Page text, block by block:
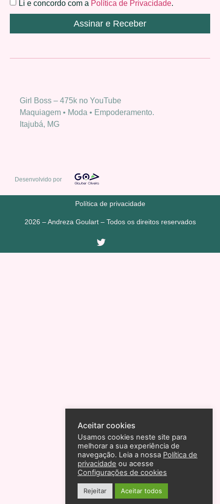
Girl Boss – 475k no YouTube
Maquiagem • Moda • Empoderamento.
Itajubá, MG
Li e concordo com a Política de Privacidade.
Assinar e Receber
Desenvolvido por
Política de privacidade
2026 – Andreza Goulart – Todos os direitos reservados
Aceitar cookies
Usamos cookies neste site para
melhorar a sua experiência de
navegação. Leia a nossa Política de
privacidade ou acesse
Configurações de cookies
Rejeitar Aceitar todos